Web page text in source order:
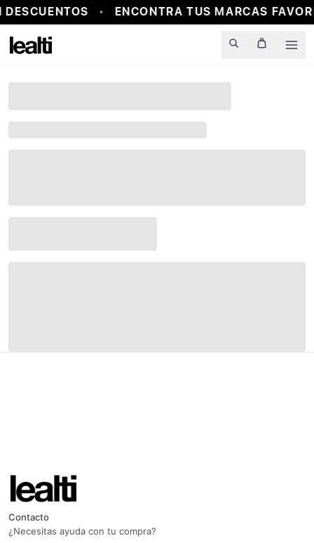
ENCONTRA TUS MARCAS
Contacto
¿Necesitas ayuda con tu compra?